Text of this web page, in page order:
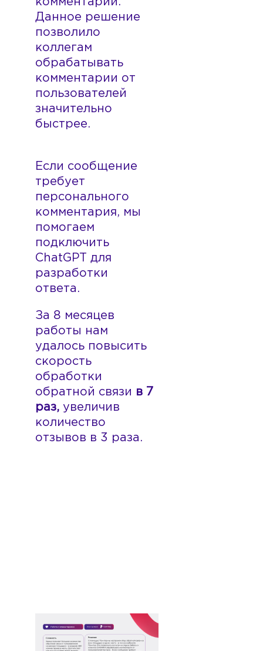
Данное решение
позволило
коллегам
обрабатывать
комментарии от
пользователей
значительно
быстрее.
Если сообщение
требует
персонального
комментария, мы
помогаем
подключить
ChatGPT для
разработки
ответа.
За 8 месяцев
работы нам
удалось повысить
скорость
обработки
обратной связи в 7
раз, увеличив
количество
отзывов в 3 раза.